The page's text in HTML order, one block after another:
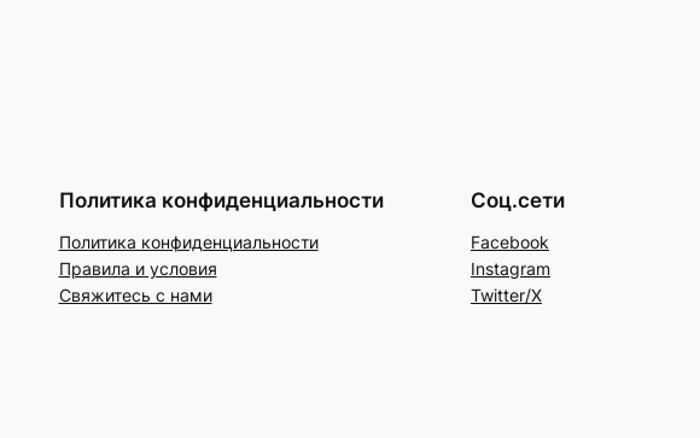
Политика конфиденциальности
Политика конфиденциальности
Правила и условия
Свяжитесь с нами
Соц.сети
Facebook
Instagram
Twitter/X